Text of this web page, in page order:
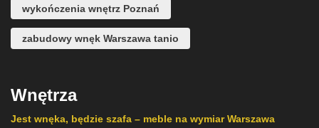
wykończenia wnętrz Poznań
zabudowy wnęk Warszawa tanio
Wnętrza
Jest wnęka, będzie szafa – meble na wymiar Warszawa